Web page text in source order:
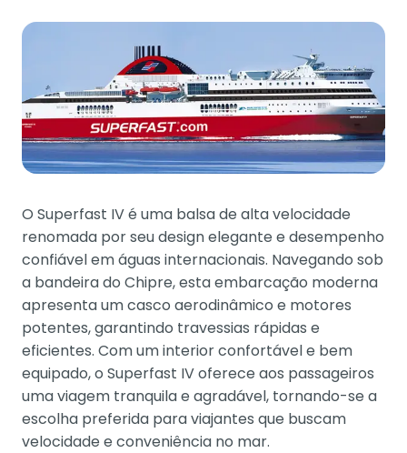
O Superfast IV é uma balsa de alta velocidade
renomada por seu design elegante e desempenho
confiável em águas internacionais. Navegando sob
a bandeira do Chipre, esta embarcação moderna
apresenta um casco aerodinâmico e motores
potentes, garantindo travessias rápidas e
eficientes. Com um interior confortável e bem
equipado, o Superfast IV oferece aos passageiros
uma viagem tranquila e agradável, tornando-se a
escolha preferida para viajantes que buscam
velocidade e conveniência no mar.